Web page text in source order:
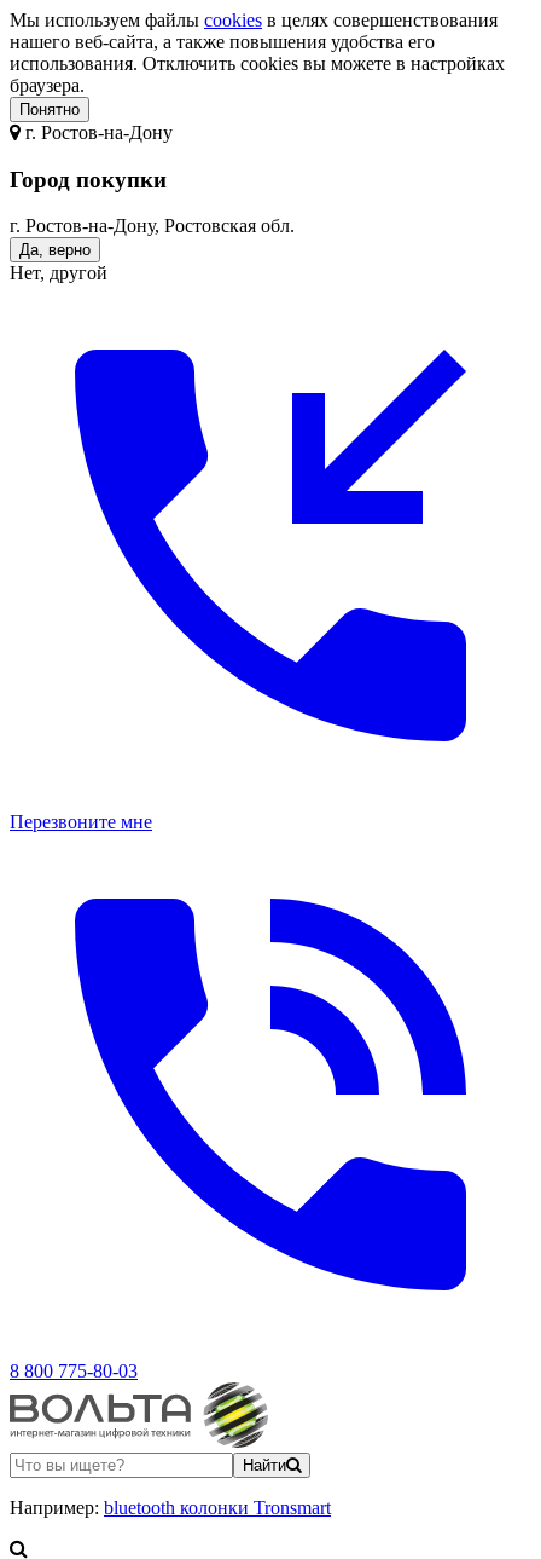
Мы используем файлы cookies в целях совершенствования
нашего веб-сайта, а также повышения удобства его
использования. Отключить cookies вы можете в настройках
браузера.
Понятно
г. Ростов-на-Дону
Город покупки
г. Ростов-на-Дону, Ростовская обл.
Да, верно
Нет, другой
Перезвоните мне
8 800 775-80-03
Найти
Например: bluetooth колонки Tronsmart